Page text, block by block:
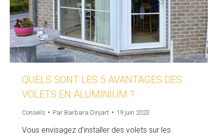
QUELS SONT LES 5 AVANTAGES DES
VOLETS EN ALUMINIUM ?
Conseils Par Barbara Dinjart 19 juin 2023
Vous envisagez d’installer des volets sur les